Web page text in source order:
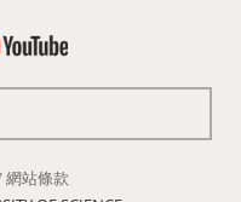
網站條款